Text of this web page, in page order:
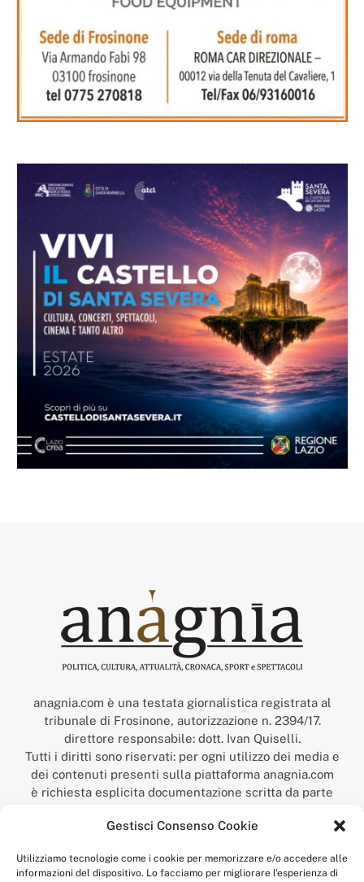
Gestisci Consenso Cookie
Utilizziamo tecnologie come i cookie per memorizzare e/o accedere alle
informazioni del dispositivo. Lo facciamo per migliorare l'esperienza di
anagnia.com è una testata giornalistica registrata al
tribunale di Frosinone, autorizzazione n. 2394/17.
direttore responsabile: dott. Ivan Quiselli.
Tutti i diritti sono riservati: per ogni utilizzo dei media e
dei contenuti presenti sulla piattaforma anagnia.com
è richiesta esplicita documentazione scritta da parte
“Anagnia” è un marchio registrato presso l’Ufficio Italiano
Economico,